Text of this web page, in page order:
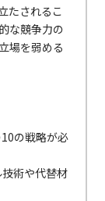
たされるこ
な競争力の
場を弱める
の戦略が必
術や代替材